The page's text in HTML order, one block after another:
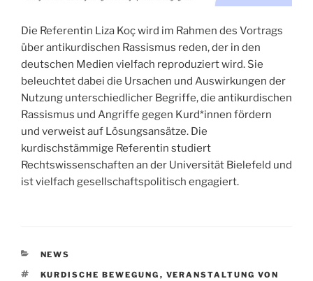
Die Referentin Liza Koç wird im Rahmen des Vortrags
über antikurdischen Rassismus reden, der in den
deutschen Medien vielfach reproduziert wird. Sie
beleuchtet dabei die Ursachen und Auswirkungen der
Nutzung unterschiedlicher Begriffe, die antikurdischen
Rassismus und Angriffe gegen Kurd*innen fördern
und verweist auf Lösungsansätze. Die
kurdischstämmige Referentin studiert
Rechtswissenschaften an der Universität Bielefeld und
ist vielfach gesellschaftspolitisch engagiert.
KATEGORIEN
NEWS
SCHLAGWÖRTER
KURDISCHE BEWEGUNG , VERANSTALTUNG VON